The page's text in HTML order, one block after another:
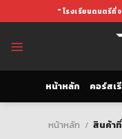
to
" โรงเรียนดนตรีที่จ
หน้าหลัก คอร์สเ
หน้าหลัก / สินค้าที่